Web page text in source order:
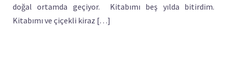
doğal ortamda geçiyor. Kitabımı beş yılda bitirdim.
Kitabımı ve çiçekli kiraz […]